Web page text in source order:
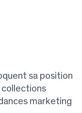
sa position
collections
marketing